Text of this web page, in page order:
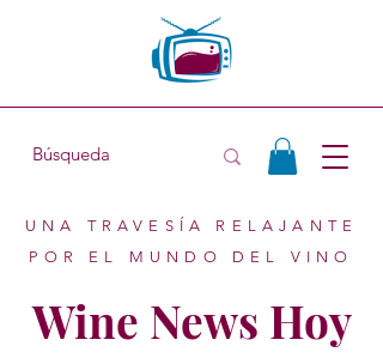
Wine News Hoy
UNA TRAVESÍA RELAJANTE
POR EL MUNDO DEL VINO